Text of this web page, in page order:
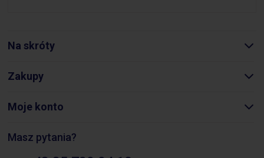
Na skróty
Zakupy
Moje konto
Masz pytania?